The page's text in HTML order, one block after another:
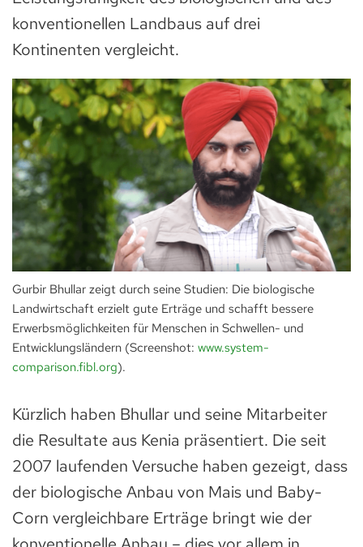
konventionellen Landbaus auf drei
Kontinenten vergleicht.
Gurbir Bhullar zeigt durch seine Studien: Die biologische
Landwirtschaft erzielt gute Erträge und schafft bessere
Erwerbsmöglichkeiten für Menschen in Schwellen- und
Entwicklungsländern (Screenshot: www.system-
comparison.fibl.org).
Kürzlich haben Bhullar und seine Mitarbeiter
die Resultate aus Kenia präsentiert. Die seit
2007 laufenden Versuche haben gezeigt, dass
der biologische Anbau von Mais und Baby-
Corn vergleichbare Erträge bringt wie der